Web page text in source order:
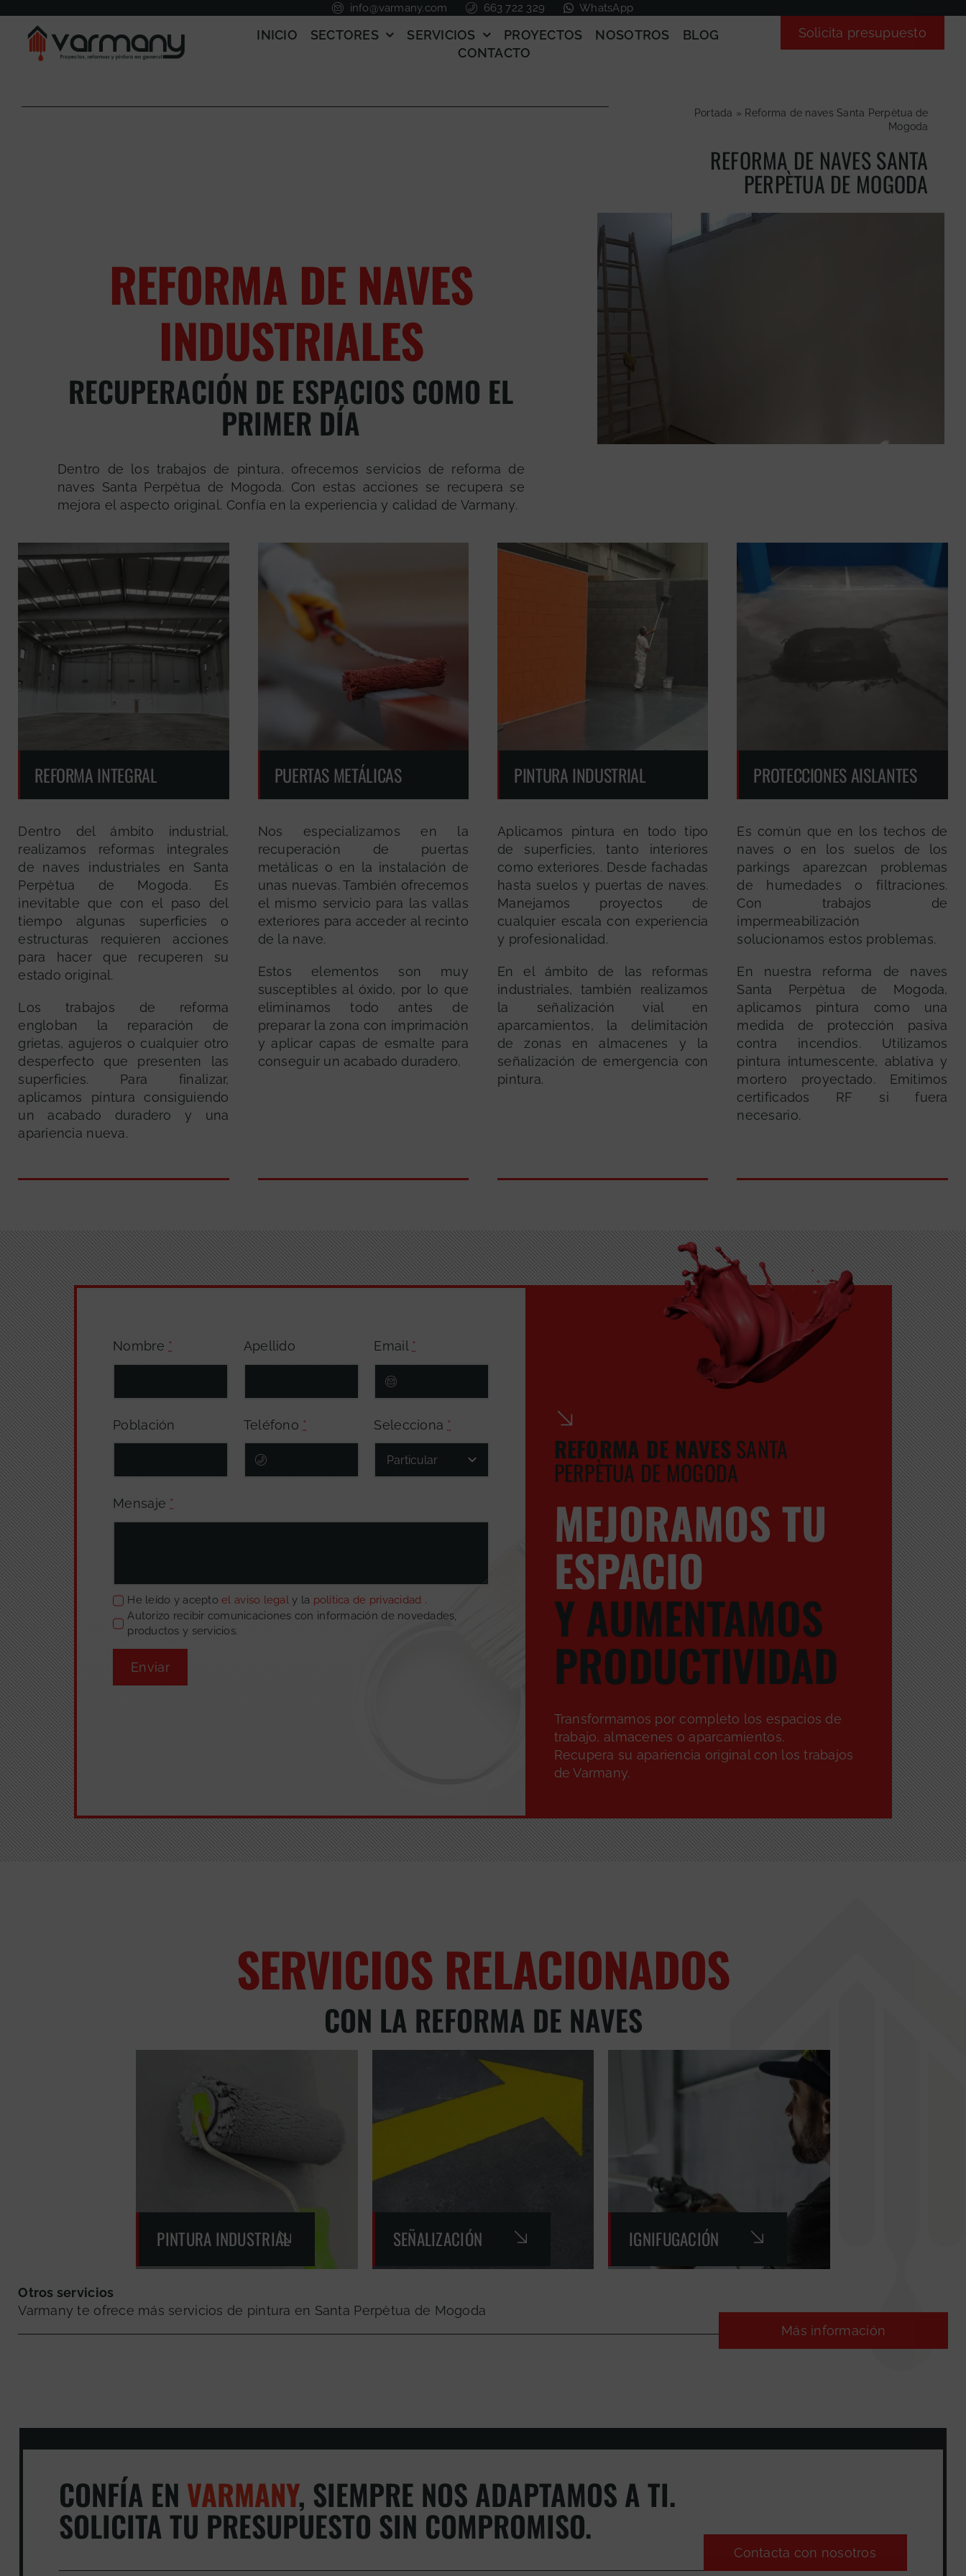
contenido
info@varmany.com 663 722 329 WhatsApp
INICIO SECTORES SERVICIOS PROYECTOS NOSOTROS
BLOG
CONTACTO
Solicita presupuesto
Portada » Reforma de naves Santa Perpètua de
Mogoda
REFORMA DE NAVES SANTA
PERPÈTUA DE MOGODA
REFORMA DE NAVES
INDUSTRIALES
RECUPERACIÓN DE ESPACIOS COMO EL
PRIMER DÍA
Dentro de los trabajos de pintura, ofrecemos servicios de reforma de
naves Santa Perpètua de Mogoda. Con estas acciones se recupera se
mejora el aspecto original. Confía en la experiencia y calidad de Varmany.
REFORMA INTEGRAL
Dentro del ámbito industrial,
realizamos reformas integrales
de naves industriales en Santa
Perpètua de Mogoda. Es
inevitable que con el paso del
tiempo algunas superficies o
estructuras requieren acciones
para hacer que recuperen su
estado original.
Los trabajos de reforma
engloban la reparación de
grietas, agujeros o cualquier otro
desperfecto que presenten las
superficies. Para finalizar,
aplicamos pintura consiguiendo
un acabado duradero y una
apariencia nueva.
PUERTAS METÁLICAS
Nos especializamos en la
recuperación de puertas
metálicas o en la instalación de
unas nuevas. También ofrecemos
el mismo servicio para las vallas
exteriores para acceder al recinto
de la nave.
Estos elementos son muy
susceptibles al óxido, por lo que
eliminamos todo antes de
preparar la zona con imprimación
y aplicar capas de esmalte para
conseguir un acabado duradero.
PINTURA INDUSTRIAL
Aplicamos pintura en todo tipo
de superficies, tanto interiores
como exteriores. Desde fachadas
hasta suelos y puertas de naves.
Manejamos proyectos de
cualquier escala con experiencia
y profesionalidad.
En el ámbito de las reformas
industriales, también realizamos
la señalización vial en
aparcamientos, la delimitación
de zonas en almacenes y la
señalización de emergencia con
pintura.
PROTECCIONES AISLANTES
Es común que en los techos de
naves o en los suelos de los
parkings aparezcan problemas
de humedades o filtraciones.
Con trabajos de
impermeabilización
solucionamos estos problemas.
En nuestra reforma de naves
Santa Perpètua de Mogoda,
aplicamos pintura como una
medida de protección pasiva
contra incendios. Utilizamos
pintura intumescente, ablativa y
mortero proyectado. Emitimos
certificados RF si fuera
necesario.
Nombre * Apellido Email *
Población Teléfono * Selecciona *
Mensaje *
He leído y aceptoel aviso legaly la política de privacidad .
Autorizo recibir comunicaciones con información de novedades,
productos y servicios.
Enviar
REFORMA DE NAVESSANTA
PERPÈTUA DE MOGODA
MEJORAMOS TU
ESPACIO
Y AUMENTAMOS
PRODUCTIVIDAD
Transformamos por completo los espacios de
trabajo, almacenes o aparcamientos.
Recupera su apariencia original con los trabajos
de Varmany.
SERVICIOS RELACIONADOS
CON LA REFORMA DE NAVES
PINTURA INDUSTRIAL SEÑALIZACIÓN IGNIFUGACIÓN
Otros servicios
Varmany te ofrece más servicios de pintura en Santa Perpètua de Mogoda
Más información
CONFÍA EN VARMANY, SIEMPRE NOS ADAPTAMOS A TI.
SOLICITA TU PRESUPUESTO SIN COMPROMISO.
Contacta con nosotros
GRATUITA